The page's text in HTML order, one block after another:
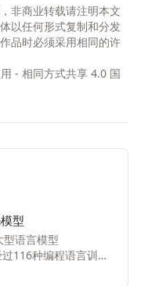
非商业转载请注明本文
以任何形式复制和分发
品时必须采用相同的许
- 相同方式共享 4.0 国
型
语言模型
116种编程语言训